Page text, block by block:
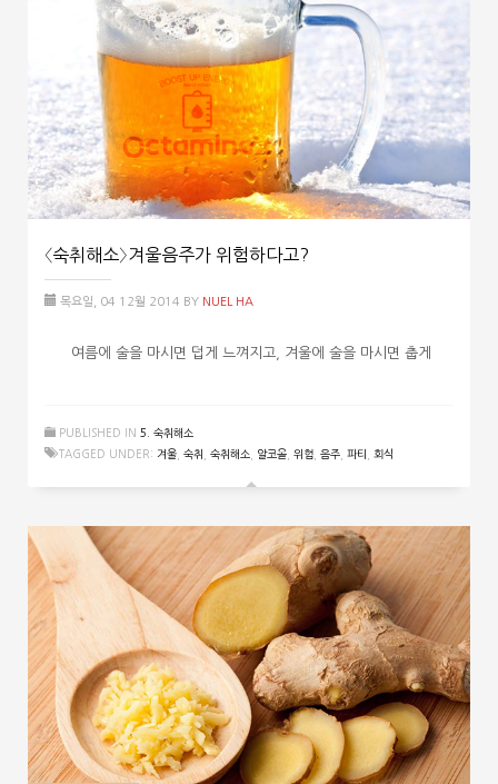
〈숙취해소〉겨울음주가 위험하다고?
목요일, 04 12월 2014 BY NUEL HA
여름에 술을 마시면 덥게 느껴지고, 겨울에 술을 마시면 춥게
PUBLISHED IN 5. 숙취해소
TAGGED UNDER: 겨울 숙취 숙취해소 알코올 위험 음주 파티 회식